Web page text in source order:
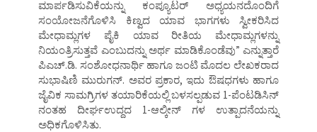
ಮಾರ್ಪಡಿಸುವಿಕೆಯನ್ನು ಕಂಪ್ಯೂಟರ್ ಅಧ್ಯಯನದೊಂದಿಗೆ
ಸಂಯೋಜನೆಗೊಳಿಸಿ ಕಿಣ್ವದ ಯಾವ ಭಾಗಗಳು ಸ್ವೀಕರಿಸಿದ
ಮೇಧಾಮ್ಲಗಳ ಪೈಕಿ ಯಾವ ರೀತಿಯ ಮೇಧಾಮ್ಲಗಳನ್ನು
ನಿಯಂತ್ರಿಸುತ್ತವೆ ಎಂಬುದನ್ನು ಅರ್ಥ ಮಾಡಿಕೊಂಡೆವು” ಎನ್ನುತ್ತಾರೆ
ಪಿಎಚ್.ಡಿ. ಸಂಶೋಧನಾರ್ಥಿ ಹಾಗೂ ಜಂಟಿ ಮೊದಲ ಲೇಖಕರಾದ
ಸುಭಾಷಿಣಿ ಮುರುಗನ್. ಅವರ ಪ್ರಕಾರ, ಇದು ಔಷಧಗಳು ಹಾಗೂ
ಜೈವಿಕ ಸಾಮಗ್ರಿಗಳ ತಯಾರಿಕೆಯಲ್ಲಿ ಬಳಸಲ್ಪಡುವ 1-ಪೆಂಟಡಿಸಿನ್
ನಂತಹ ದೀರ್ಘಉದ್ದದ 1-ಆಲ್ಕೀನ್ ಗಳ ಉತ್ಪಾದನೆಯನ್ನು
ಅಧಿಕಗೊಳಿಸಿತು.